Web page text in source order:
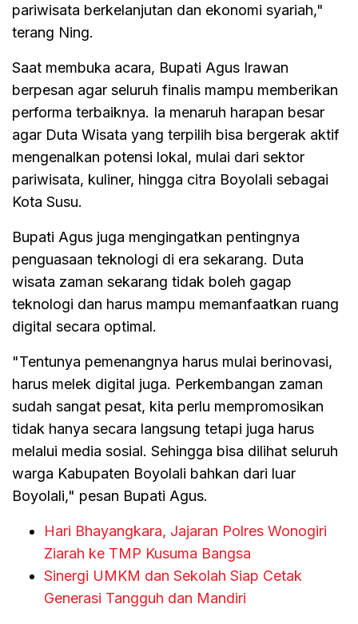
pariwisata berkelanjutan dan ekonomi syariah,"
terang Ning.
Saat membuka acara, Bupati Agus Irawan
berpesan agar seluruh finalis mampu memberikan
performa terbaiknya. Ia menaruh harapan besar
agar Duta Wisata yang terpilih bisa bergerak aktif
mengenalkan potensi lokal, mulai dari sektor
pariwisata, kuliner, hingga citra Boyolali sebagai
Kota Susu.
Bupati Agus juga mengingatkan pentingnya
penguasaan teknologi di era sekarang. Duta
wisata zaman sekarang tidak boleh gagap
teknologi dan harus mampu memanfaatkan ruang
digital secara optimal.
"Tentunya pemenangnya harus mulai berinovasi,
harus melek digital juga. Perkembangan zaman
sudah sangat pesat, kita perlu mempromosikan
tidak hanya secara langsung tetapi juga harus
melalui media sosial. Sehingga bisa dilihat seluruh
warga Kabupaten Boyolali bahkan dari luar
Boyolali," pesan Bupati Agus.
Hari Bhayangkara, Jajaran Polres Wonogiri
Ziarah ke TMP Kusuma Bangsa
Sinergi UMKM dan Sekolah Siap Cetak
Generasi Tangguh dan Mandiri